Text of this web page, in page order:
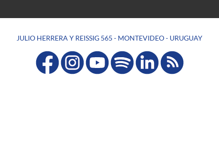
JULIO HERRERA Y REISSIG 565 - MONTEVIDEO - URUGUAY